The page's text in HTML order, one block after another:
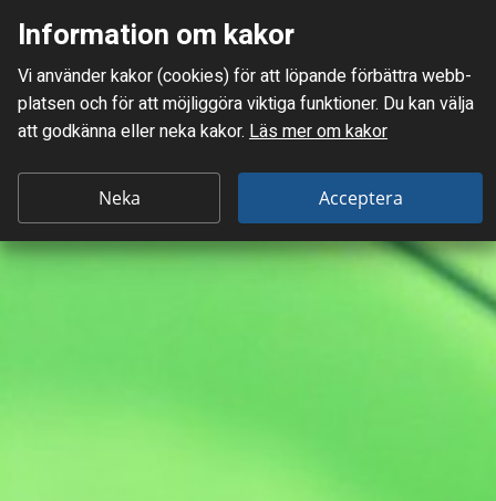
Mellanskånes Renhållnings AB
Information om kakor
Vi använder kakor (cookies) för att löpande förbättra webb­
platsen och för att möjlig­göra viktiga funktioner. Du kan välja
att godkänna eller neka kakor. Läs mer om kakor
Neka Acceptera